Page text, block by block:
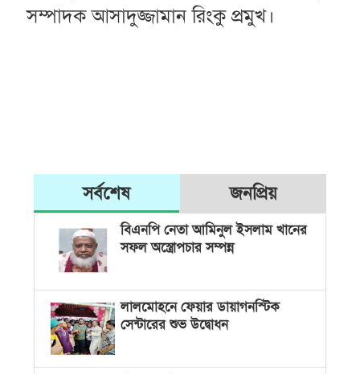
সম্পাদক আসাদুজ্জামান রিংকু প্রমুখ।
সর্বশেষ জনপ্রিয়
বিএনপি নেতা আমিনুল ইসলাম খানের
সফল অস্ত্রোপচার সম্পন্ন
লালমোহনে ফেয়ার ডায়াগনস্টিক
সেন্টারের শুভ উদ্বোধন